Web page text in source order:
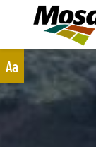
Clientes
Fornecedores
Aa